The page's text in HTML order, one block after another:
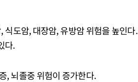
도암, 대장암, 유방암 위험을 높인다.
다.
, 뇌졸중 위험이 증가한다.